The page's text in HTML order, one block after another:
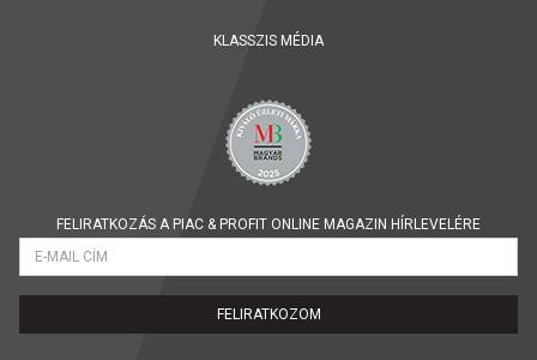
KLASSZIS MÉDIA
FELIRATKOZÁS A PIAC & PROFIT ONLINE MAGAZIN HÍRLEVELÉRE
FELIRATKOZOM